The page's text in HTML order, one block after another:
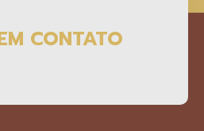
CONTATO